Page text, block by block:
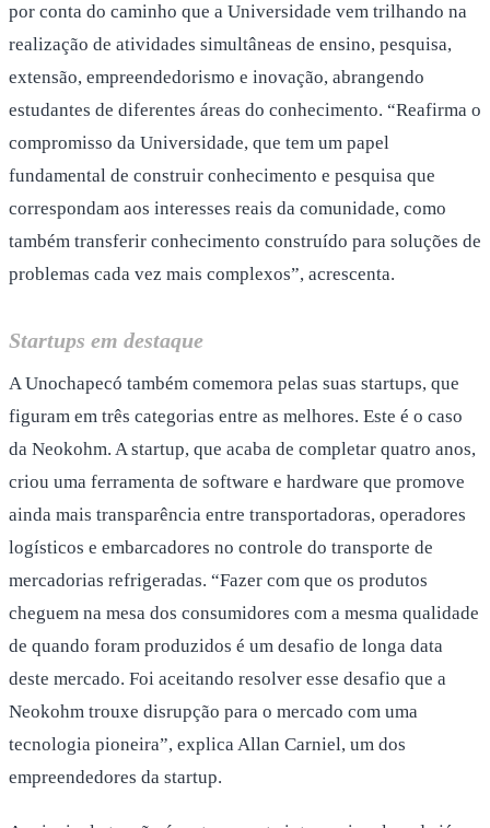
por conta do caminho que a Universidade vem trilhando na
realização de atividades simultâneas de ensino, pesquisa,
extensão, empreendedorismo e inovação, abrangendo
estudantes de diferentes áreas do conhecimento. “Reafirma o
compromisso da Universidade, que tem um papel
fundamental de construir conhecimento e pesquisa que
correspondam aos interesses reais da comunidade, como
também transferir conhecimento construído para soluções de
problemas cada vez mais complexos”, acrescenta.
Startups em destaque
A Unochapecó também comemora pelas suas startups, que
figuram em três categorias entre as melhores. Este é o caso
da Neokohm. A startup, que acaba de completar quatro anos,
criou uma ferramenta de software e hardware que promove
ainda mais transparência entre transportadoras, operadores
logísticos e embarcadores no controle do transporte de
mercadorias refrigeradas. “Fazer com que os produtos
cheguem na mesa dos consumidores com a mesma qualidade
de quando foram produzidos é um desafio de longa data
deste mercado. Foi aceitando resolver esse desafio que a
Neokohm trouxe disrupção para o mercado com uma
tecnologia pioneira”, explica Allan Carniel, um dos
empreendedores da startup.